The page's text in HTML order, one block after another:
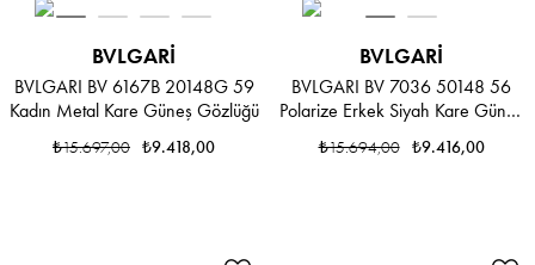
BVLGARI
BVLGARI BV 6167B 20148G 59
Kadın Metal Kare Güneş Gözlüğü
₺9.418,00
₺15.697,00
BVLGARI
BVLGARI BV 7036 50148 56
Polarize Erkek Siyah Kare Güneş
Gözlüğü₺9.416,00
₺15.694,00